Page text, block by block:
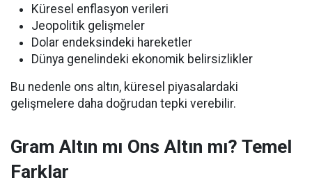
Küresel enflasyon verileri
Jeopolitik gelişmeler
Dolar endeksindeki hareketler
Dünya genelindeki ekonomik belirsizlikler
Bu nedenle ons altın, küresel piyasalardaki
gelişmelere daha doğrudan tepki verebilir.
Gram Altın mı Ons Altın mı? Temel
Farklar